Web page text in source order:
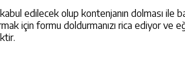
edilecek olup kontenjanın dolması ile
için formu doldurmanızı rica ediyor ve